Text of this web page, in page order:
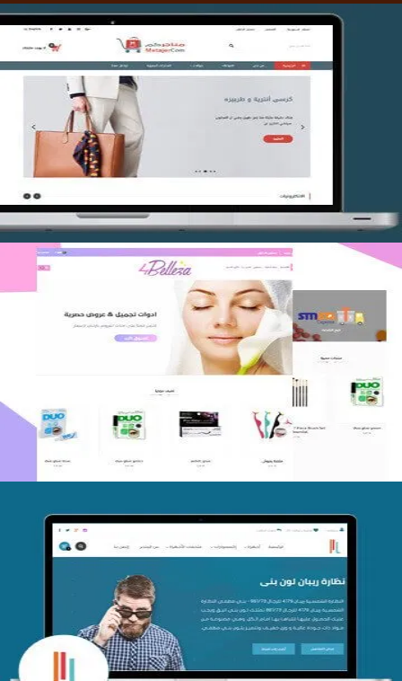
تصميم متجر متاجركم
اعادة تصميم متجر فوربليزا
التفاصيل
تصميم متجر اي كير
التفاصيل